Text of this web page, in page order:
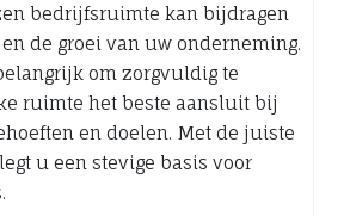
bedrijfsruimte kan bijdragen
de groei van uw onderneming.
om zorgvuldig te
ruimte het beste aansluit bij
en doelen. Met de juiste
u een stevige basis voor